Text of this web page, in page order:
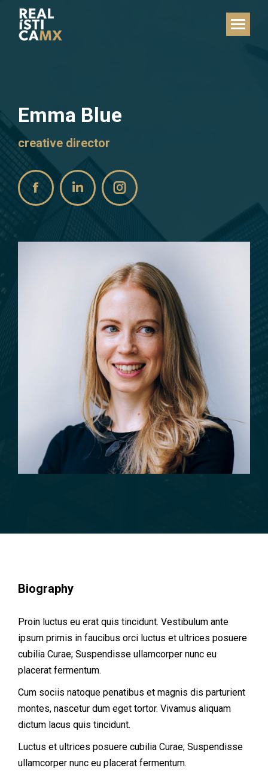
Emma Blue
creative director
FacebookLinkedinInstagram
Biography
Proin luctus eu erat quis tincidunt. Vestibulum ante
ipsum primis in faucibus orci luctus et ultrices posuere
cubilia Curae; Suspendisse ullamcorper nunc eu
placerat fermentum.
Cum sociis natoque penatibus et magnis dis parturient
montes, nascetur dum eget tortor. Vivamus aliquam
dictum lacus quis tincidunt.
Luctus et ultrices posuere cubilia Curae; Suspendisse
ullamcorper nunc eu placerat fermentum.